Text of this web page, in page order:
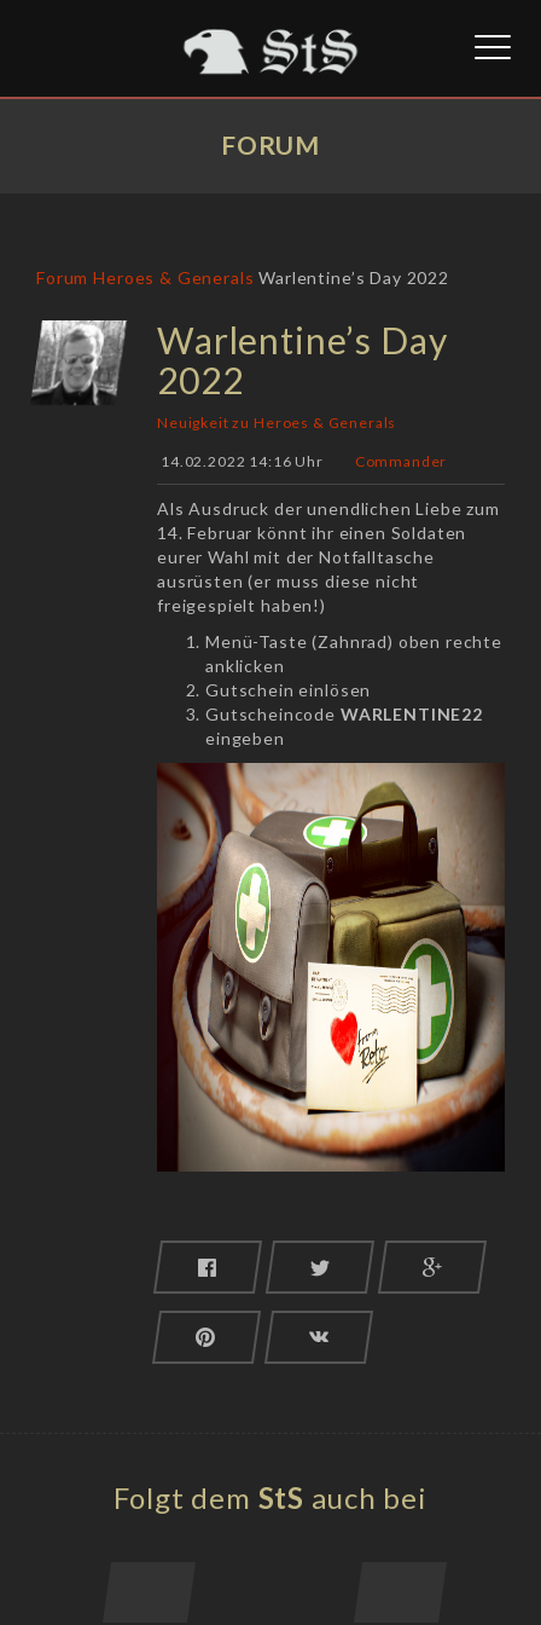
FORUM
Forum Heroes & Generals Warlentine’s Day 2022
Warlentine’s Day
2022
Neuigkeit zu Heroes & Generals
14.02.2022 14:16 Uhr Commander
Als Ausdruck der unendlichen Liebe zum
14. Februar könnt ihr einen Soldaten
eurer Wahl mit der Notfalltasche
ausrüsten (er muss diese nicht
freigespielt haben!)
Menü-Taste (Zahnrad) oben rechte
anklicken
Gutschein einlösen
Gutscheincode WARLENTINE22
eingeben
Folgt dem StS auch bei